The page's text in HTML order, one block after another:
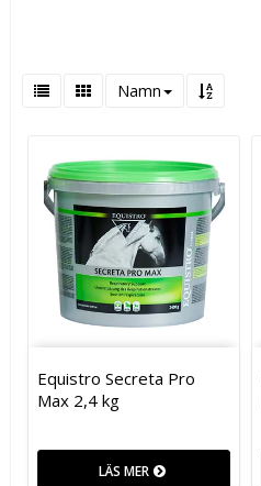
Namn
Equistro Secreta Pro
Max 2,4 kg
LÄS MER